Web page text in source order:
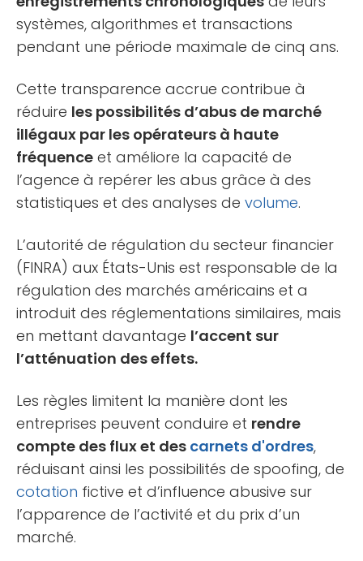
systèmes, algorithmes et transactions
pendant une période maximale de cinq ans.
Cette transparence accrue contribue à
réduire les possibilités d’abus de marché
illégaux par les opérateurs à haute
fréquence et améliore la capacité de
l’agence à repérer les abus grâce à des
statistiques et des analyses de volume.
L’autorité de régulation du secteur financier
(FINRA) aux États-Unis est responsable de la
régulation des marchés américains et a
introduit des réglementations similaires, mais
en mettant davantage l’accent sur
l’atténuation des effets.
Les règles limitent la manière dont les
entreprises peuvent conduire et rendre
compte des flux et des carnets d'ordres,
réduisant ainsi les possibilités de spoofing, de
cotation fictive et d’influence abusive sur
l’apparence de l’activité et du prix d’un
marché.